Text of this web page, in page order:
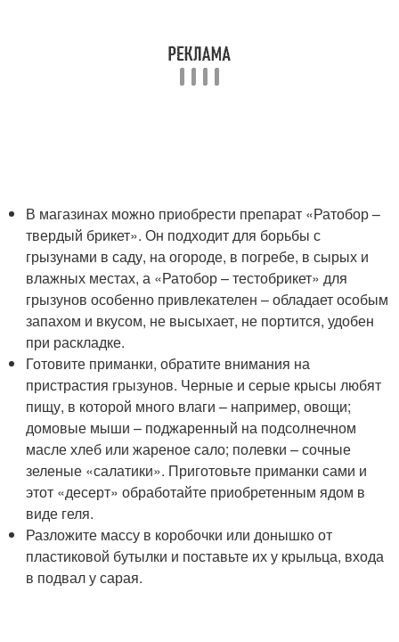
В магазинах можно приобрести препарат «Ратобор –
твердый брикет». Он подходит для борьбы с
грызунами в саду, на огороде, в погребе, в сырых и
влажных местах, а «Ратобор – тестобрикет» для
грызунов особенно привлекателен – обладает особым
запахом и вкусом, не высыхает, не портится, удобен
при раскладке.
Готовите приманки, обратите внимания на
пристрастия грызунов. Черные и серые крысы любят
пищу, в которой много влаги – например, овощи;
домовые мыши – поджаренный на подсолнечном
масле хлеб или жареное сало; полевки – сочные
зеленые «салатики». Приготовьте приманки сами и
этот «десерт» обработайте приобретенным ядом в
виде геля.
Разложите массу в коробочки или донышко от
пластиковой бутылки и поставьте их у крыльца, входа
в подвал у сарая.